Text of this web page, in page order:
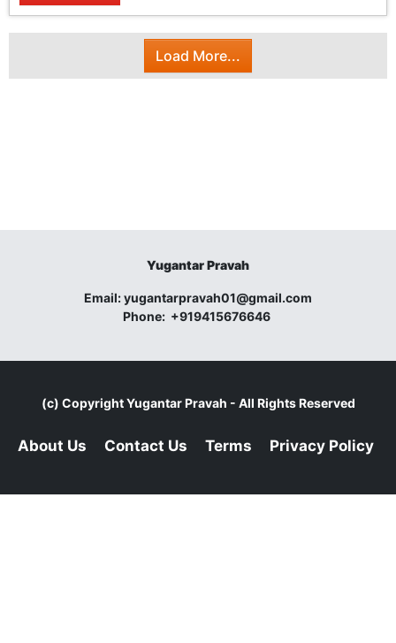
Load More...
Yugantar Pravah
Email:yugantarpravah01@gmail.com
Phone: +919415676646
(c) CopyrightYugantar Pravah - All Rights Reserved
About Us Contact Us Terms Privacy Policy